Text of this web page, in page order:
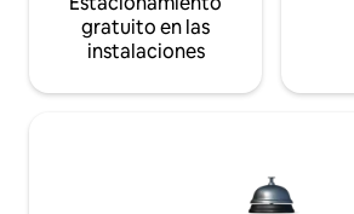
gratuito en las
instalaciones